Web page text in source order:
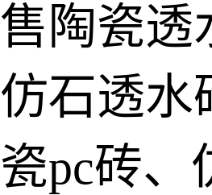
售陶瓷透
仿石透水
瓷pc砖、